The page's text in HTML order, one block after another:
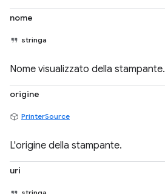
nome
stringa
Nome visualizzato della stampante.
origine
PrinterSource
L'origine della stampante.
uri